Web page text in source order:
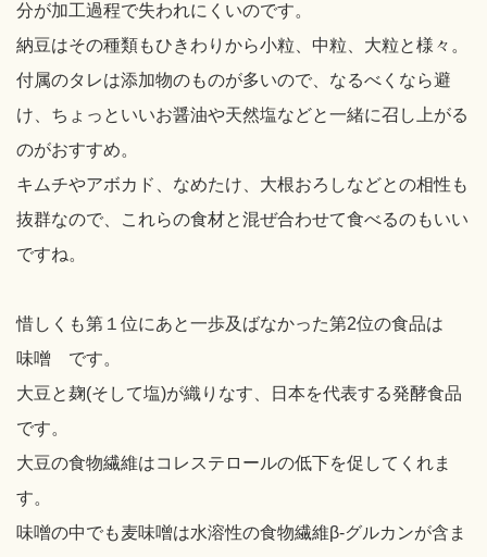
分が加工過程で失われにくいのです。
納豆はその種類もひきわりから小粒、中粒、大粒と様々。
付属のタレは添加物のものが多いので、なるべくなら避
け、ちょっといいお醤油や天然塩などと一緒に召し上がる
のがおすすめ。
キムチやアボカド、なめたけ、大根おろしなどとの相性も
抜群なので、これらの食材と混ぜ合わせて食べるのもいい
ですね。
惜しくも第１位にあと一歩及ばなかった第2位の食品は
味噌 です。
大豆と麹(そして塩)が織りなす、日本を代表する発酵食品
です。
大豆の食物繊維はコレステロールの低下を促してくれま
す。
味噌の中でも麦味噌は水溶性の食物繊維β-グルカンが含ま